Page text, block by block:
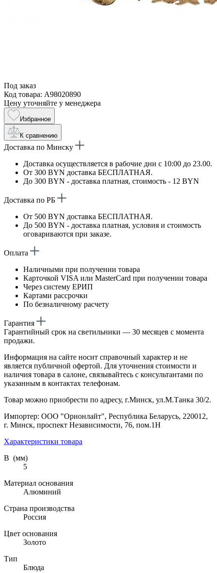
Под заказ
Код товара: A98020890
Цену уточняйте у менеджера
Избранное
К сравнению
Доставка по Минску
Доставка осуществляется в рабочие дни с 10:00 до 23.00.
От 300 BYN доставка БЕСПЛАТНАЯ.
До 300 BYN - доставка платная, стоимость - 12 BYN
Доставка по РБ
От 500 BYN доставка БЕСПЛАТНАЯ.
До 500 BYN - доставка платная, условия и стоимость
оговариваются при заказе.
Оплата
Наличными при получении товара
Карточкой VISA или MasterCard при получении товара
Через систему ЕРИП
Картами рассрочки
По безналичному расчету
Гарантия
Гарантийный срок на светильники — 30 месяцев с момента
продажи.
Информация на сайте носит справочный характер и не
является публичной офертой. Для уточнения стоимости и
наличия товара в салоне, связывайтесь с консультантами по
указанным в контактах телефонам.
Товар можно приобрести по адресу, г.Минск, ул.М.Танка 30/2.
Импортер: ООО "Орионлайт", Республика Беларусь, 220012,
г. Минск, проспект Независимости, 76, пом.1Н
Характеристики товара
В (мм)
5
Материал основания
Алюминий
Страна производства
Россия
Цвет основания
Золото
Тип
Блюда